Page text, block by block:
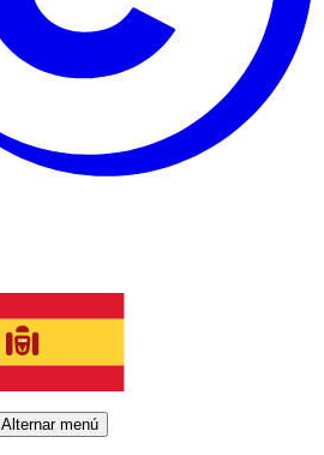
Alternar menú